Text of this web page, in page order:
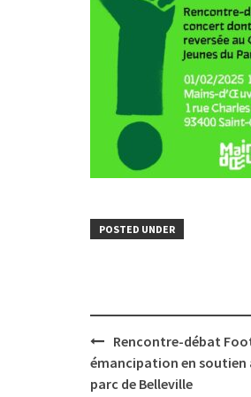
POSTED UNDER
Post
navigation
Rencontre-débat
émancipation en soutien
parc de Belleville